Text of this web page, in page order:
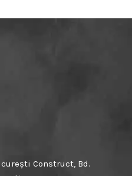
Construct, Bd.